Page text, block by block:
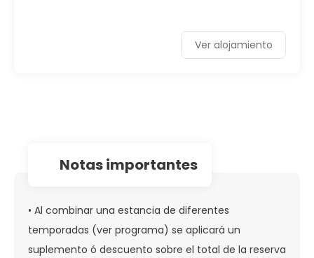
Ver alojamiento
notas importantes
• Al combinar una estancia de diferentes
temporadas (ver programa) se aplicará un
suplemento ó descuento sobre el total de la reserva